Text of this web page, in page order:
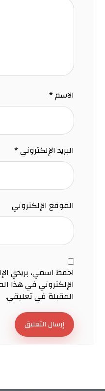
الاسم*
البريد الإلكتروني*
الموقع الإلكتروني
احفظ اسمي، بريدي
الإلكتروني في هذا
المقبلة في تعليقي.
إرسال التعليق